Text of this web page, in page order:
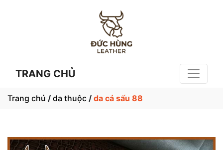
TRANG CHỦ
Trang chủ / da thuộc / da cá sấu 88